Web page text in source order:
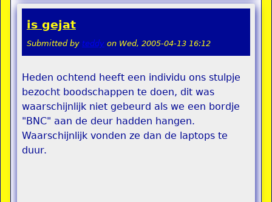
is gejat
Submitted by teddy on Wed, 2005-04-13 16:12
Heden ochtend heeft een individu ons stulpje
bezocht boodschappen te doen, dit was
waarschijnlijk niet gebeurd als we een bordje
"BNC" aan de deur hadden hangen.
Waarschijnlijk vonden ze dan de laptops te
duur.